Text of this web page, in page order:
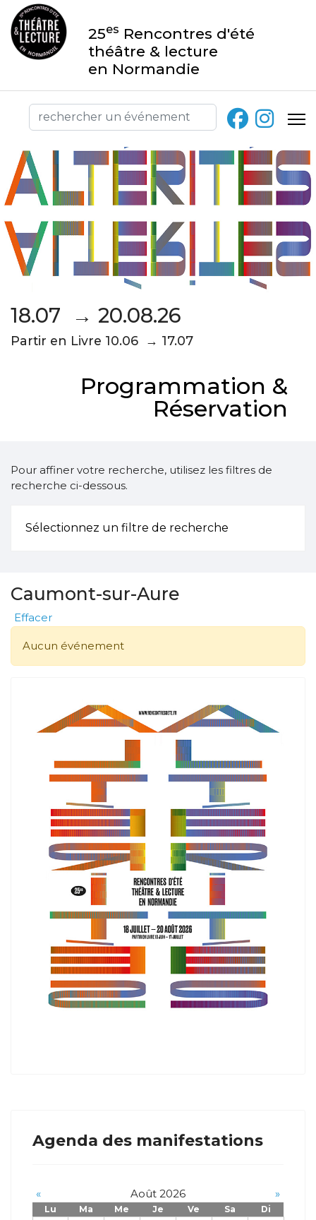
25es Rencontres d'été
théâtre & lecture
en Normandie
18.07 → 20.08.26
Partir en Livre 10.06 → 17.07
Programmation &
Réservation
Pour affiner votre recherche, utilisez les filtres de
recherche ci-dessous.
Sélectionnez un filtre de recherche
Caumont-sur-Aure
Effacer
Aucun événement
Agenda des manifestations
« Août 2026 »
Lu Ma Me Je Ve Sa
Di